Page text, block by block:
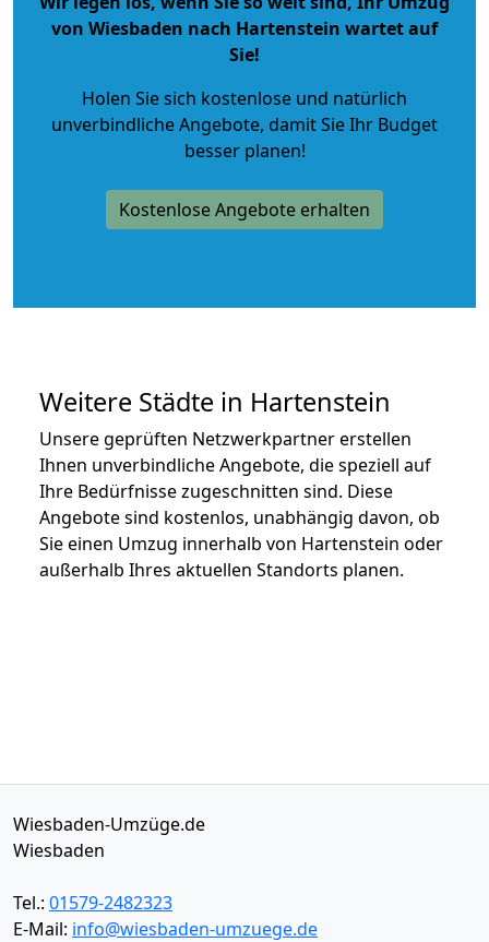
von Wiesbaden nach Hartenstein wartet auf
Sie!
Holen Sie sich kostenlose und natürlich
unverbindliche Angebote, damit Sie Ihr Budget
besser planen!
Kostenlose Angebote erhalten
Weitere Städte in Hartenstein
Unsere geprüften Netzwerkpartner erstellen
Ihnen unverbindliche Angebote, die speziell auf
Ihre Bedürfnisse zugeschnitten sind. Diese
Angebote sind kostenlos, unabhängig davon, ob
Sie einen Umzug innerhalb von Hartenstein oder
außerhalb Ihres aktuellen Standorts planen.
Wiesbaden-Umzüge.de
Wiesbaden
Tel.: 01579-2482323
E-Mail: info@wiesbaden-umzuege.de